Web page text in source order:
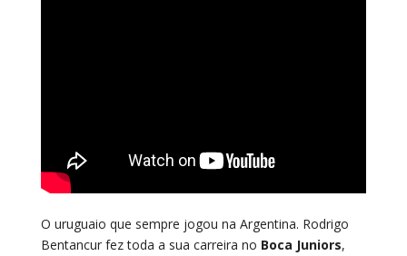
O uruguaio que sempre jogou na Argentina. Rodrigo
Bentancur fez toda a sua carreira no Boca Juniors,